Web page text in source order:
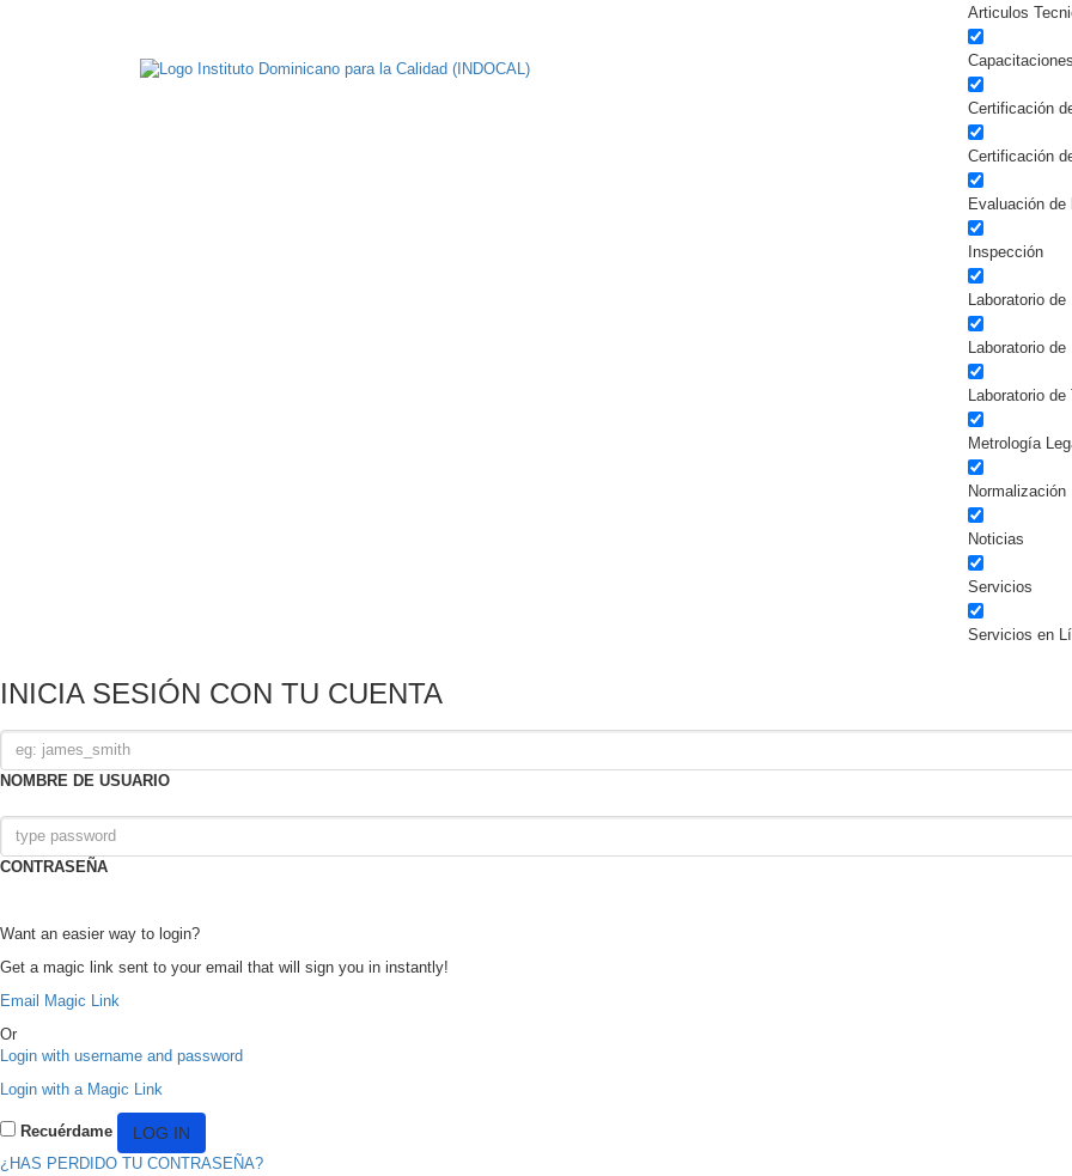
Articulos
Certificación
Certificación
Evaluación de
Inspección
Laboratorio
Laboratorio de
Laboratorio de
Metrología
Normalización
Noticias
Servicios
Servicios en
INICIA SESIÓN CON TU CUENTA
NOMBRE DE USUARIO
CONTRASEÑA
Want an easier way to login?
Get a magic link sent to your email that will sign you in instantly!
Email Magic Link
Or
Login with username and password
Login with a Magic Link
Recuérdame
¿HAS PERDIDO TU CONTRASEÑA?